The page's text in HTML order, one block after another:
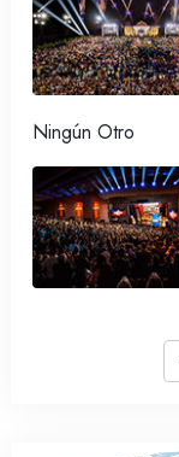
Ningún Otro